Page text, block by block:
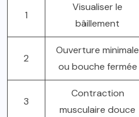
1
Visualiser le
bâillement
2
Ouverture minimale
ou bouche fermée
3
Contraction
musculaire douce